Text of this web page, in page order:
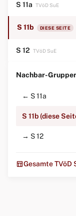
S 11a TVöD SuE
S 11b DIESE SEITE
S 12 TVöD SuE
Nachbar-
← S 11a
S 11b (diese
→ S 12
table_chartGesamte TVöD